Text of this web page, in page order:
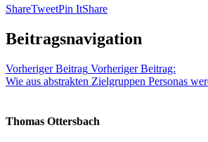
ShareTweetPin ItShare
Beitragsnavigation
Vorheriger Beitrag Vorheriger Beitrag:
Wie aus abstrakten Zielgruppen Personas
Thomas Ottersbach